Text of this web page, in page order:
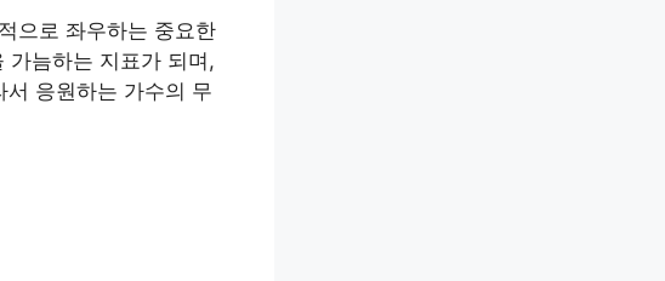
으로 좌우하는 중요한
가늠하는 지표가 되며,
응원하는 가수의 무